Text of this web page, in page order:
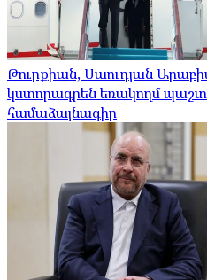
Թուրքիան, Սաուդյան
կստորագրեն եռակողմ
համաձայնագիր